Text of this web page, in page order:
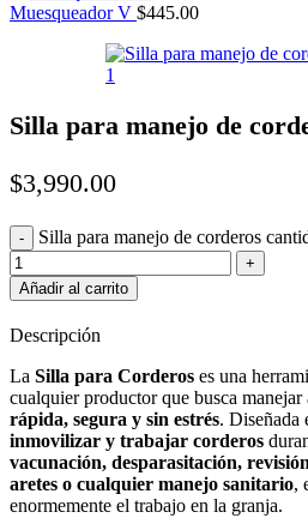
Muesqueador V $445.00
Silla para manejo de
$3,990.00
Silla para manejo de corderos
Añadir al carrito
Descripción
La Silla para Corderos es una
cualquier productor que busca manejar
rápida, segura y sin estrés. Diseñada
inmovilizar y trabajar corderos
vacunación, desparasitación,
aretes o cualquier manejo sanitario,
enormemente el trabajo en la granja.